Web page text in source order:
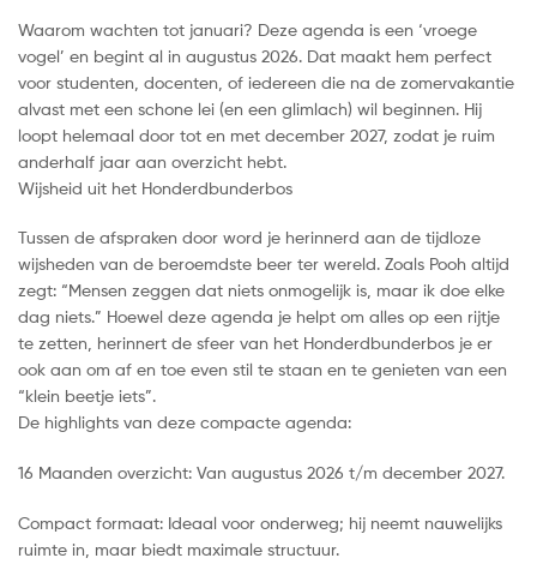
Waarom wachten tot januari? Deze agenda is een ‘vroege
vogel’ en begint al in augustus 2026. Dat maakt hem perfect
voor studenten, docenten, of iedereen die na de zomervakantie
alvast met een schone lei (en een glimlach) wil beginnen. Hij
loopt helemaal door tot en met december 2027, zodat je ruim
anderhalf jaar aan overzicht hebt.
Wijsheid uit het Honderdbunderbos
Tussen de afspraken door word je herinnerd aan de tijdloze
wijsheden van de beroemdste beer ter wereld. Zoals Pooh altijd
zegt: “Mensen zeggen dat niets onmogelijk is, maar ik doe elke
dag niets.” Hoewel deze agenda je helpt om alles op een rijtje
te zetten, herinnert de sfeer van het Honderdbunderbos je er
ook aan om af en toe even stil te staan en te genieten van een
“klein beetje iets”.
De highlights van deze compacte agenda:
16 Maanden overzicht: Van augustus 2026 t/m december 2027.
Compact formaat: Ideaal voor onderweg; hij neemt nauwelijks
ruimte in, maar biedt maximale structuur.